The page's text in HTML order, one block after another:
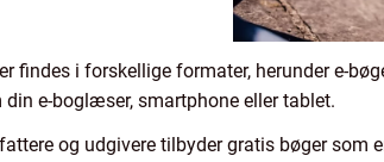
findes i forskellige formater, herunder e-
din e-boglæser, smartphone eller tablet.
og udgivere tilbyder gratis bøger som